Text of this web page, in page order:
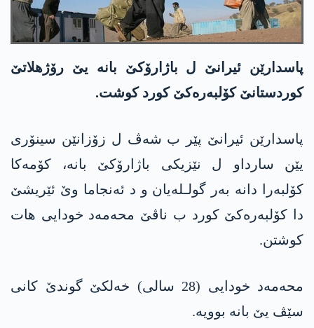
پاسدارێن ئیرانێ ل باژارۆکێ بانە یێ رۆژھلاتێ
کوردستانێ کۆلبەرەکێ کورد کوشت.
پاسدارێن ئیرانێ پێر ب شەڤ ل زۆزانێن سینۆری
یێن سارداو ل نێزیکی باژارۆکێ بانە، کۆمەکا
کۆلبەرا دانە بەر گولـلەیان و د ئەنجاما وێ ئێریشێ
دا کۆلبەرەکێ کورد ب ناڤێ محەمەد خودایی ھات
کوشتن.
محەمەد خودایی (28 سالی) خەلکێ گوندێ کانی
سێڤ یێ بانە بوویە.